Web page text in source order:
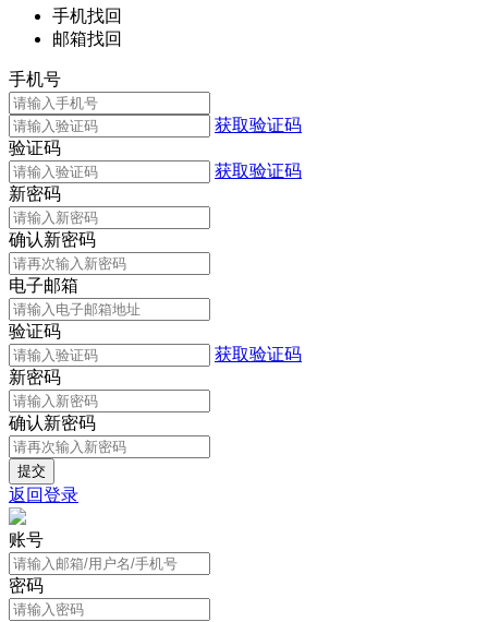
手机找回
邮箱找回
手机号
获取验证码
验证码
获取验证码
新密码
确认新密码
电子邮箱
验证码
获取验证码
新密码
确认新密码
返回登录
账号
密码